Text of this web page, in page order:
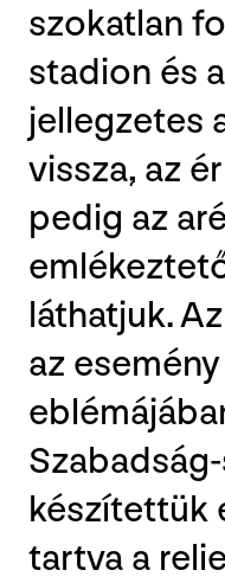
szokatlan
stadion és
jellegzetes
vissza, az
pedig az
láthatjuk.
az
készítettük
tartva a